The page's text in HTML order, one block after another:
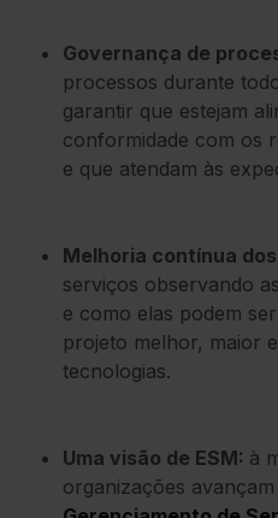
Governança de
processos durante
garantir que estejam
conformidade com os
e que atendam às
Melhoria contínua
serviços observando
e como elas podem
projeto melhor, maior
tecnologias.
Uma visão de ESM: à
organizações